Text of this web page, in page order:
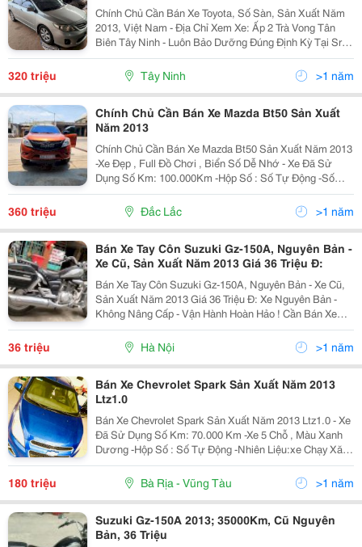
Chính Chủ Cần Bán Xe Toyota, Số Sàn, Sản Xuất Năm
2013, Việt Nam - Địa Chỉ Xem Xe: Ấp 2 Trà Vong Tân
Biên Tây Ninh - Luôn Bảo Dưỡng Đúng Định Kỳ Tại Sr
Chính Hãng - Xe Đẹp Chắc Khoẻ Vận Hành Êm Ái , Cam
Kết Không Đâm Đụng ,Ko Ngập Nước, Bảo...
320 triệu Tây Ninh >1 năm
Chính Chủ Cần Bán Xe Mazda Bt50 Sản Xuất
Năm 2013
Chính Chủ Cần Bán Xe Mazda Bt50 Sản Xuất Năm 2013
-Xe Đẹp , Full Đồ Chơi , Biển Số Dễ Nhớ - Xe Đã Sử
Dụng Số Km: 100.000Km -Hộp Số : Số Tự Động -Số
Chỗ : 5 Chỗ -Nhiên Liệu: Dầu -Sử Dụng Cẩn Thận ,
360 triệu Đắc Lắc >1 năm
Bán Xe Tay Côn Suzuki Gz-150A, Nguyên Bản -
Xe Cũ, Sản Xuất Năm 2013 Giá 36 Triệu Đ:
Bán Xe Tay Côn Suzuki Gz-150A, Nguyên Bản - Xe Cũ,
Sản Xuất Năm 2013 Giá 36 Triệu Đ: Xe Nguyên Bản -
Không Nâng Cấp - Vận Hành Hoàn Hảo ! Cần Bán Xe
Suzuki Gz-150A, Màu Đen: Sản Xuất Năm 2013; Tôi Là
Chủ Thứ 2, Năm 2020 Đã Mua Lại Xe Và Đã Chuyển...
36 triệu Hà Nội >1 năm
Bán Xe Chevrolet Spark Sản Xuất Năm 2013
Ltz1.0
Bán Xe Chevrolet Spark Sản Xuất Năm 2013 Ltz1.0 - Xe
Đã Sử Dụng Số Km: 70.000 Km -Xe 5 Chỗ , Màu Xanh
Dương -Hộp Số : Số Tự Động -Nhiên Liệu:xe Chạy Xăng
- Xe Nhà Ít Đi, Giữ Gìn Bảo Trì Cẩn Thận. - Nội Thất Màu
Ghi Còn Mới, Sạch Sẽ. -...
180 triệu Bà Rịa - Vũng Tàu >1 năm
Suzuki Gz-150A 2013; 35000Km, Cũ Nguyên
Bản, 36 Triệu